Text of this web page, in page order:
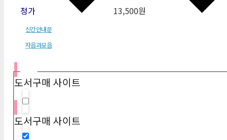
정가
13,500원
신간안내문
자음과모음
도서구매 사이트
도서구매 사이트